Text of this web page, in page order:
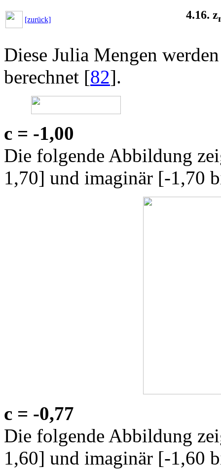
[zurück] 4.16. z
Diese Julia Mengen
berechnet [82].
c = -1,00
Die folgende Abbildung
1,70] und imaginär [-1,70
c = -0,77
Die folgende Abbildung
1,60] und imaginär [-1,60